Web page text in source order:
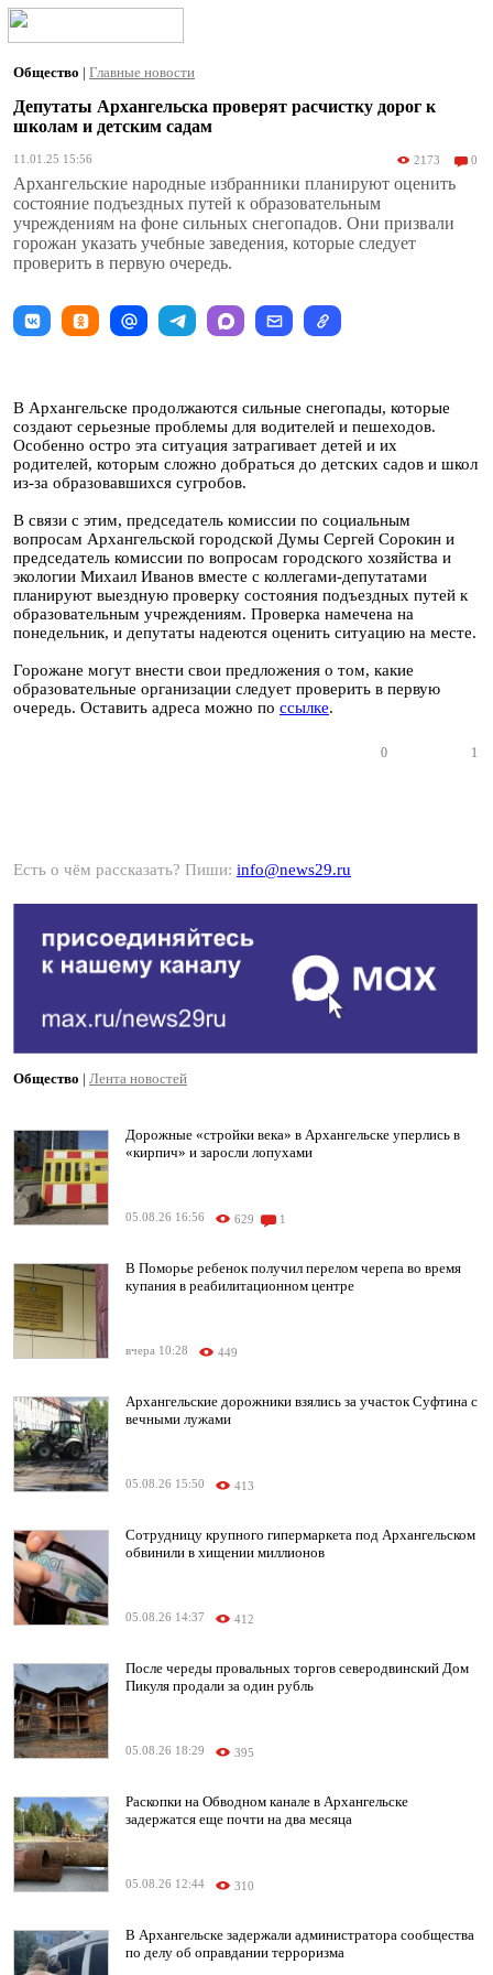
Общество | Главные новости
Депутаты Архангельска проверят расчистку дорог к
школам и детским садам
11.01.25 15:56 2173 0
Архангельские народные избранники планируют оценить
состояние подъездных путей к образовательным
учреждениям на фоне сильных снегопадов. Они призвали
горожан указать учебные заведения, которые следует
проверить в первую очередь.
В Архангельске продолжаются сильные снегопады, которые
создают серьезные проблемы для водителей и пешеходов.
Особенно остро эта ситуация затрагивает детей и их
родителей, которым сложно добраться до детских садов и школ
из-за образовавшихся сугробов.
В связи с этим, председатель комиссии по социальным
вопросам Архангельской городской Думы Сергей Сорокин и
председатель комиссии по вопросам городского хозяйства и
экологии Михаил Иванов вместе с коллегами-депутатами
планируют выездную проверку состояния подъездных путей к
образовательным учреждениям. Проверка намечена на
понедельник, и депутаты надеются оценить ситуацию на месте.
Горожане могут внести свои предложения о том, какие
образовательные организации следует проверить в первую
очередь. Оставить адреса можно по ссылке.
0 1
Есть о чём рассказать? Пиши: info@news29.ru
Общество | Лента новостей
Дорожные «стройки века» в Архангельске уперлись в
«кирпич» и заросли лопухами
05.08.26 16:56 629 1
В Поморье ребенок получил перелом черепа во время
купания в реабилитационном центре
вчера 10:28 449
Архангельские дорожники взялись за участок Суфтина с
вечными лужами
05.08.26 15:50 413
Сотрудницу крупного гипермаркета под Архангельском
обвинили в хищении миллионов
05.08.26 14:37 412
После череды провальных торгов северодвинский Дом
Пикуля продали за один рубль
05.08.26 18:29 395
Раскопки на Обводном канале в Архангельске
задержатся еще почти на два месяца
05.08.26 12:44 310
В Архангельске задержали администратора сообщества
по делу об оправдании терроризма